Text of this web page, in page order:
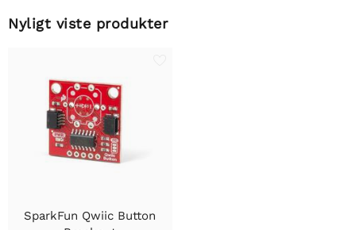
Nyligt viste produkter
SparkFun Qwiic Button